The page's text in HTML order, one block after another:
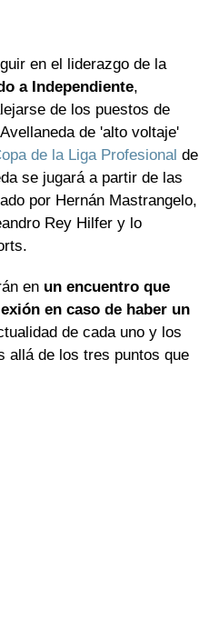
en el liderazgo de la
a Independiente,
de los puestos de
de 'alto voltaje'
de la Liga Profesional de
se jugará a partir de las
por Hernán Mastrangelo,
Rey Hilfer y lo
en un encuentro que
en caso de haber un
de cada uno y los
allá de los tres puntos que